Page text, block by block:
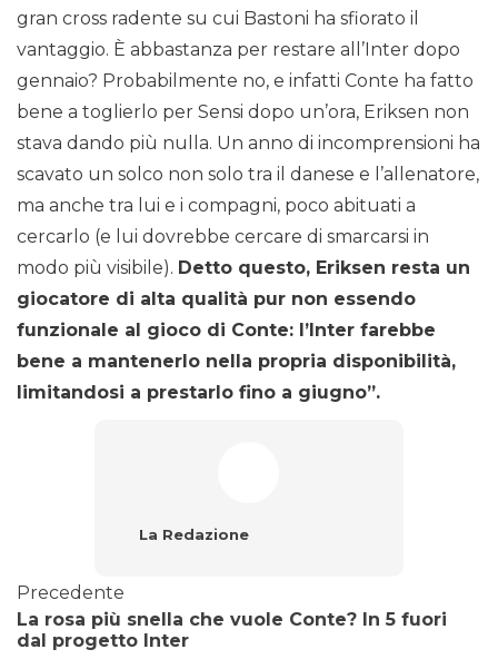
gran cross radente su cui Bastoni ha sfiorato il
vantaggio. È abbastanza per restare all’Inter dopo
gennaio? Probabilmente no, e infatti Conte ha fatto
bene a toglierlo per Sensi dopo un’ora, Eriksen non
stava dando più nulla. Un anno di incomprensioni ha
scavato un solco non solo tra il danese e l’allenatore,
ma anche tra lui e i compagni, poco abituati a
cercarlo (e lui dovrebbe cercare di smarcarsi in
modo più visibile). Detto questo, Eriksen resta un
giocatore di alta qualità pur non essendo
funzionale al gioco di Conte: l’Inter farebbe
bene a mantenerlo nella propria disponibilità,
limitandosi a prestarlo fino a giugno”.
La Redazione
Precedente
La rosa più snella che vuole Conte? In 5 fuori
dal progetto Inter